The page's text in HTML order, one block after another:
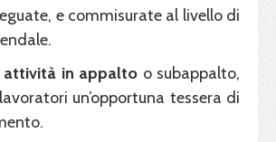
e commisurate al livello di
attività in appalto o subappalto,
un’opportuna tessera di